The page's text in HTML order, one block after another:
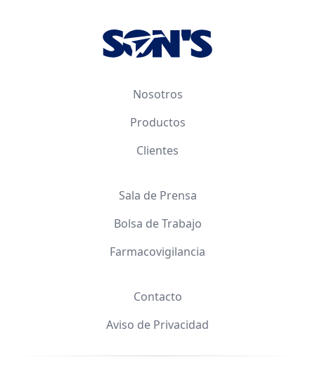
Nosotros
Productos
Clientes
Sala de Prensa
Bolsa de Trabajo
Farmacovigilancia
Contacto
Aviso de Privacidad